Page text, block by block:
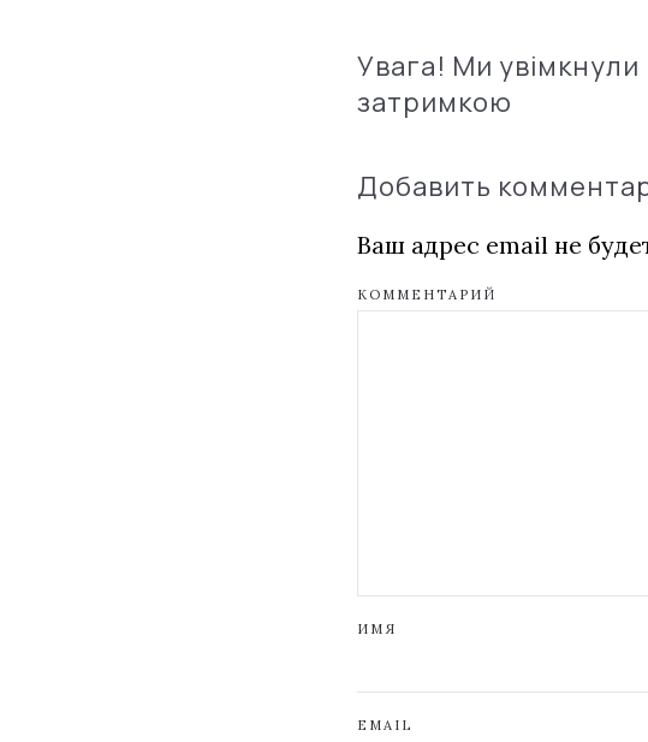
Увага! Ми
затримкою
Добавить
Ваш адрес email не
КОММЕНТАРИЙ
ИМЯ
EMAIL